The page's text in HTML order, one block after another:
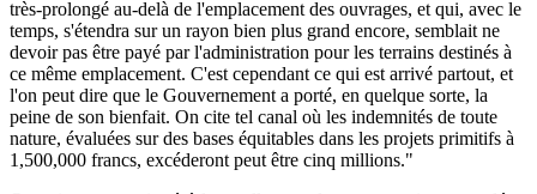
très-prolongé au-delà de l'emplacement des ouvrages, et qui, avec le
temps, s'étendra sur un rayon bien plus grand encore, semblait ne
devoir pas être payé par l'administration pour les terrains destinés à
ce même emplacement. C'est cependant ce qui est arrivé partout, et
l'on peut dire que le Gouvernement a porté, en quelque sorte, la
peine de son bienfait. On cite tel canal où les indemnités de toute
nature, évaluées sur des bases équitables dans les projets primitifs à
1,500,000 francs, excéderont peut être cinq millions."